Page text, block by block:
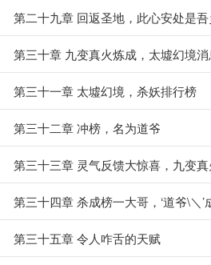
第二十九章 回返圣地，此心安处是
第三十章 九变真火炼成，太墟幻境消
第三十一章 太墟幻境，杀妖排行榜
第三十二章 冲榜，名为道爷
第三十三章 灵气反馈大惊喜，九变
第三十四章 杀成榜一大哥，‘道爷\＼’
第三十五章 令人咋舌的天赋